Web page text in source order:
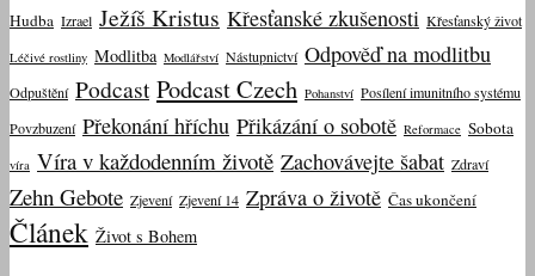
Hudba Izrael Ježíš Kristus Křesťanské zkušenosti Křesťanský život
Léčivé rostliny Modlitba Modlářství Nástupnictví Odpověď na modlitbu
Odpuštění Podcast Podcast Czech Pohanství Posílení imunitního systému
Povzbuzení Překonání hříchu Přikázání o sobotě Reformace Sobota
víra Víra v každodenním životě Zachovávejte šabat Zdraví
Zehn Gebote Zjevení Zjevení 14 Zpráva o životě Čas ukončení
Článek Život s Bohem